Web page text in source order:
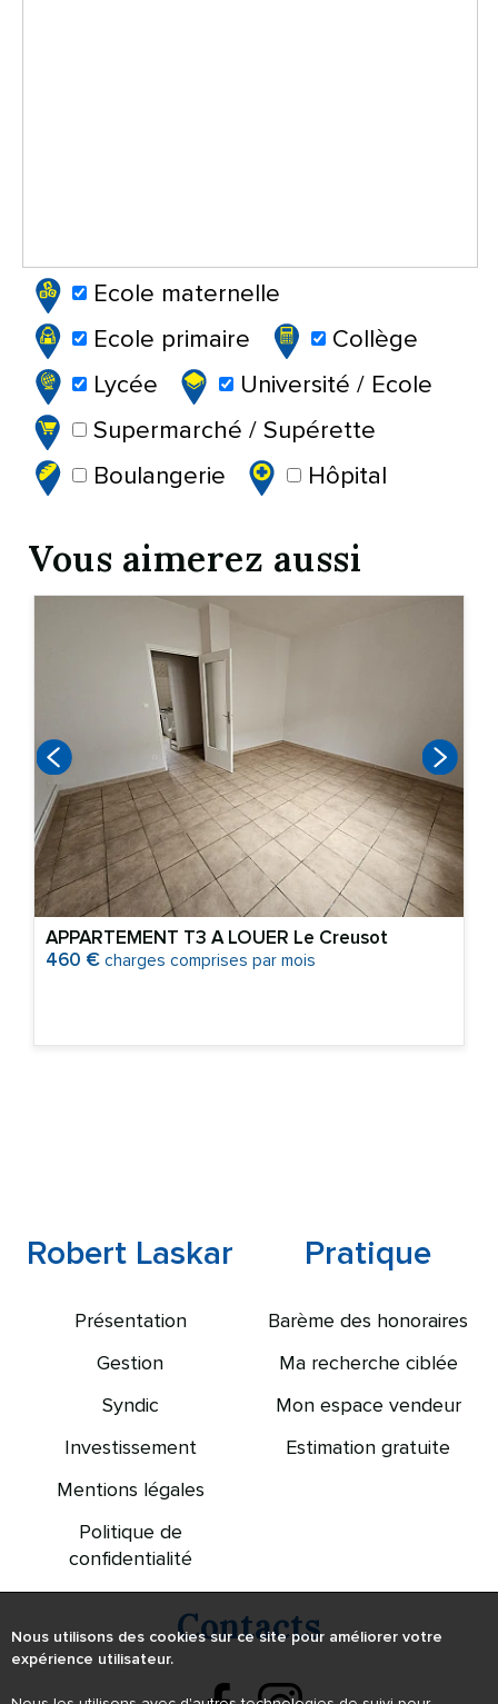
Ecole maternelle
Ecole primaire
Collège
Lycée
Université / Ecole
Supermarché / Supérette
Boulangerie
Hôpital
Vous aimerez aussi
APPARTEMENT T3 A LOUER Le Creusot
460 € charges comprises par mois
Robert Laskar
Présentation
Gestion
Syndic
Investissement
Mentions légales
Politique de
confidentialité
Pratique
Barème des honoraires
Ma recherche ciblée
Mon espace vendeur
Estimation gratuite
Contacts
Nous utilisons des cookies sur ce site pour améliorer votre
expérience utilisateur.